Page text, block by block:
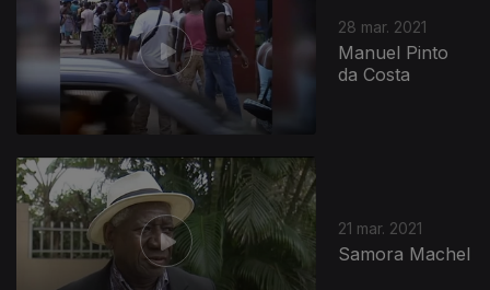
28 mar. 2021
Manuel Pinto
da Costa
21 mar. 2021
Samora Machel